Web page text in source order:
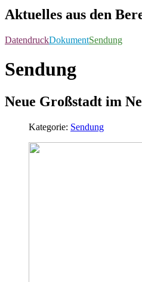
Aktuelles aus den
DatendruckDokumentSendung
Sendung
Neue Großstadt im
Kategorie: Sendung